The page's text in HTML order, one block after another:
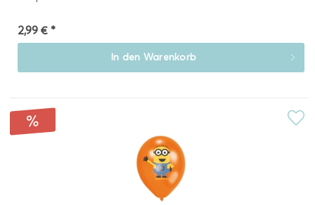
2,99 € *
In den Warenkorb